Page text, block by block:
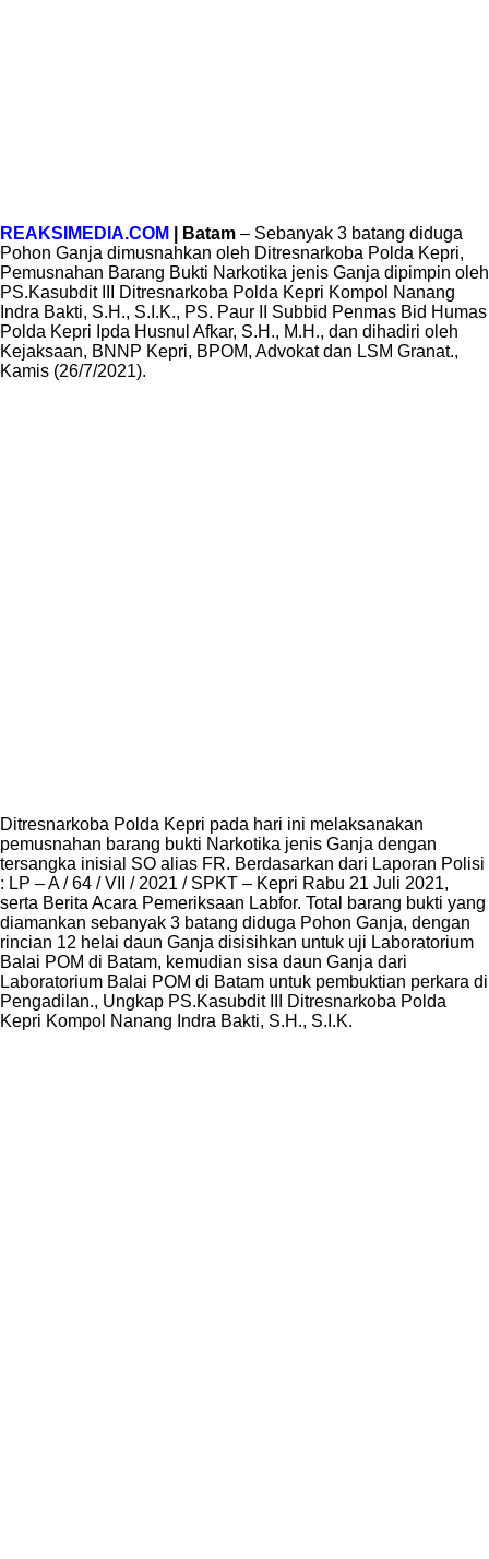
REAKSIMEDIA.COM | Batam – Sebanyak 3 batang diduga
Pohon Ganja dimusnahkan oleh Ditresnarkoba Polda Kepri,
Pemusnahan Barang Bukti Narkotika jenis Ganja dipimpin oleh
PS.Kasubdit III Ditresnarkoba Polda Kepri Kompol Nanang
Indra Bakti, S.H., S.I.K., PS. Paur II Subbid Penmas Bid Humas
Polda Kepri Ipda Husnul Afkar, S.H., M.H., dan dihadiri oleh
Kejaksaan, BNNP Kepri, BPOM, Advokat dan LSM Granat.,
Kamis (26/7/2021).
Ditresnarkoba Polda Kepri pada hari ini melaksanakan
pemusnahan barang bukti Narkotika jenis Ganja dengan
tersangka inisial SO alias FR. Berdasarkan dari Laporan Polisi
: LP – A / 64 / VII / 2021 / SPKT – Kepri Rabu 21 Juli 2021,
serta Berita Acara Pemeriksaan Labfor. Total barang bukti yang
diamankan sebanyak 3 batang diduga Pohon Ganja, dengan
rincian 12 helai daun Ganja disisihkan untuk uji Laboratorium
Balai POM di Batam, kemudian sisa daun Ganja dari
Laboratorium Balai POM di Batam untuk pembuktian perkara di
Pengadilan., Ungkap PS.Kasubdit III Ditresnarkoba Polda
Kepri Kompol Nanang Indra Bakti, S.H., S.I.K.